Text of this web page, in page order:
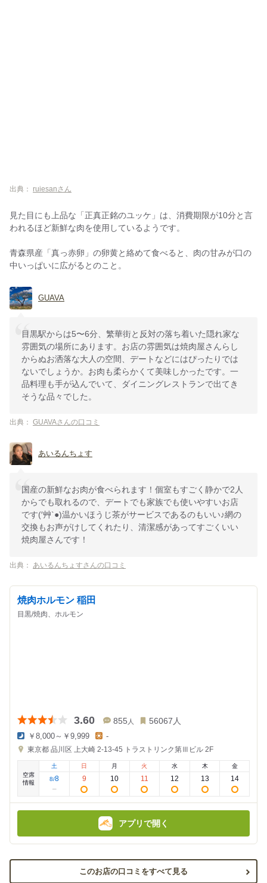
出典： ruiesanさん
見た目にも上品な「正真正銘のユッケ」は、消費期限が10分と言
われるほど新鮮な肉を使用しているようです。
青森県産「真っ赤卵」の卵黄と絡めて食べると、肉の甘みが口の
中いっぱいに広がるとのこと。
GUAVA
目黒駅からは5〜6分、繁華街と反対の落ち着いた隠れ家な
雰囲気の場所にあります。お店の雰囲気は焼肉屋さんらし
からぬお洒落な大人の空間、デートなどにはぴったりでは
ないでしょうか。お肉も柔らかくて美味しかったです。一
品料理も手が込んでいて、ダイニングレストランで出てき
そうな品々でした。
出典： GUAVAさんの口コミ
あいるんちょす
国産の新鮮なお肉が食べられます！個室もすごく静かで2人
からでも取れるので、デートでも家族でも使いやすいお店
です(′艸`●)温かいほうじ茶がサービスであるのもいい♪網の
交換もお声がけしてくれたり、清潔感があってすごくいい
焼肉屋さんです！
出典： あいるんちょすさんの口コミ
焼肉ホルモン 稲田
目黒/焼肉、ホルモン
3.60 855 人 56067人
夜
の
額
￥8,000～￥9,999
昼
の
-
東京都 品川区 上大崎 2-13-45 トラストリンク第Ⅲビル 2F
空席
情報
土
8/8
日
9
月
10
火
11
水
12
木
13
金
14
アプリで開く
このお店の口コミをすべて見る